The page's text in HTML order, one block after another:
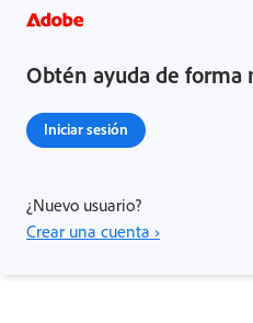
Obtén ayuda de forma
Iniciar sesión
¿Nuevo usuario?
Crear una cuenta ›